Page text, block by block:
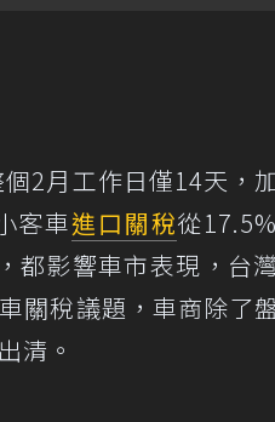
2月工作日僅14天，
客車進口關稅從
都影響車市表現，台
關稅議題，車商除了
清。